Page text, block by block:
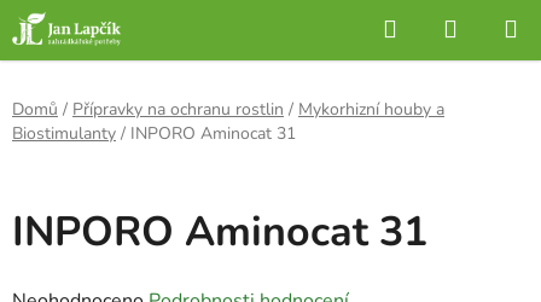
Přejít
na
obsah
Hledat
KOŠÍK
Domů / Přípravky na ochranu rostlin / Mykorhizní houby a
Biostimulanty / INPORO Aminocat 31
INPORO Aminocat 31